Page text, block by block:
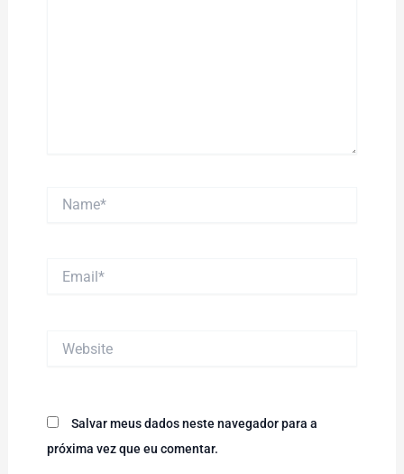
Salvar meus dados neste navegador para a
próxima vez que eu comentar.